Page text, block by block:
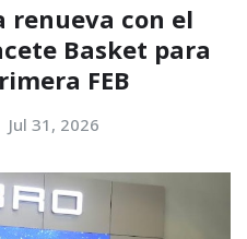
renueva con el
Basket para
FEB
Jul 31, 2026